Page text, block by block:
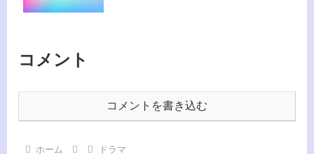
コメント
コメントを書き込む
ホーム ドラマ